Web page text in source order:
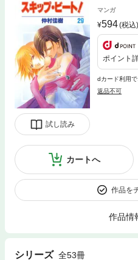
試し読み
マンガ
594(税込)
ポイント
dカード利用
返品不可
カートへ
作品を
作品情
シリーズ 全53冊